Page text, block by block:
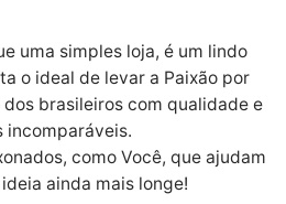
uma simples loja, é um lindo
o ideal de levar a Paixão por
brasileiros com qualidade e
incomparáveis.
como Você, que ajudam
ainda mais longe!